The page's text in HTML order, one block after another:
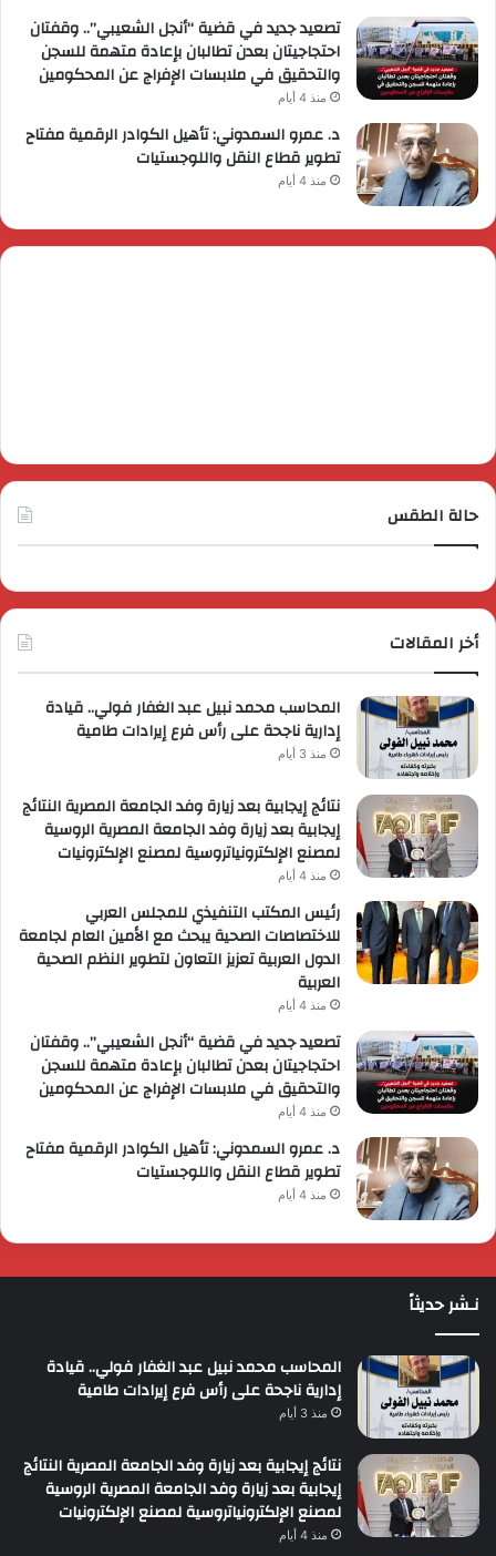
تصعيد جديد في قضية “أنجل الشعيبي”.. وقفتان
احتجاجيتان بعدن تطالبان بإعادة متهمة للسجن
والتحقيق في ملابسات الإفراج عن المحكومين
منذ 4 أيام
د. عمرو السمدوني: تأهيل الكوادر الرقمية مفتاح
تطوير قطاع النقل واللوجستيات
منذ 4 أيام
حالة الطقس
أخر المقالات
المحاسب محمد نبيل عبد الغفار فولي.. قيادة
إدارية ناجحة على رأس فرع إيرادات طامية
منذ 3 أيام
نتائج إيجابية بعد زيارة وفد الجامعة المصرية النتائج
إيجابية بعد زيارة وفد الجامعة المصرية الروسية
لمصنع الإلكترونياتروسية لمصنع الإلكترونيات
منذ 4 أيام
رئيس المكتب التنفيذي للمجلس العربي
للاختصاصات الصحية يبحث مع الأمين العام لجامعة
الدول العربية تعزيز التعاون لتطوير النظم الصحية
العربية
منذ 4 أيام
تصعيد جديد في قضية “أنجل الشعيبي”.. وقفتان
احتجاجيتان بعدن تطالبان بإعادة متهمة للسجن
والتحقيق في ملابسات الإفراج عن المحكومين
منذ 4 أيام
د. عمرو السمدوني: تأهيل الكوادر الرقمية مفتاح
تطوير قطاع النقل واللوجستيات
منذ 4 أيام
نـشر حديثاً
المحاسب محمد نبيل عبد الغفار فولي.. قيادة
إدارية ناجحة على رأس فرع إيرادات طامية
منذ 3 أيام
نتائج إيجابية بعد زيارة وفد الجامعة المصرية النتائج
إيجابية بعد زيارة وفد الجامعة المصرية الروسية
لمصنع الإلكترونياتروسية لمصنع الإلكترونيات
منذ 4 أيام